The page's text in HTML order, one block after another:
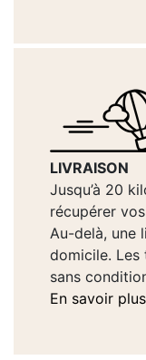
LIVRAISON
Jusqu’à 20
récupérer
Au-delà, une
domicile. Les
sans
En savoir plus